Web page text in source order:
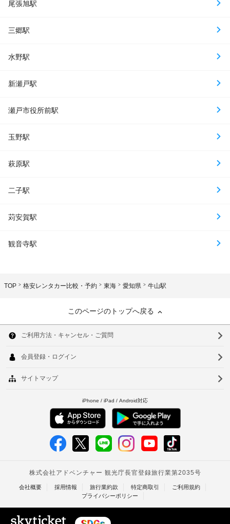
尾張旭駅
三郷駅
水野駅
新瀬戸駅
瀬戸市役所前駅
玉野駅
萩原駅
二子駅
苅安賀駅
観音寺駅
TOP 格安レンタカー比較・予約 東海 愛知県 牛山駅
このページのトップへ戻る